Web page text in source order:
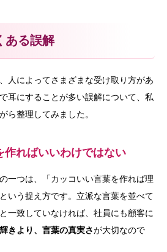
ある誤解
人によってさまざまな受け取り方があ
耳にすることが多い誤解について、私
ら整理してみました。
作ればいいわけではない
一つは、「カッコいい言葉を作れば理
いう捉え方です。立派な言葉を並べて
一致していなければ、社員にも顧客に
きより、言葉の真実さが大切なので